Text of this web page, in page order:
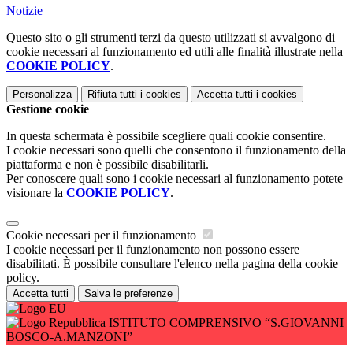
Notizie
Questo sito o gli strumenti terzi da questo utilizzati si avvalgono di
cookie necessari al funzionamento ed utili alle finalità illustrate nella
COOKIE POLICY.
Personalizza Rifiuta tutti i cookies Accetta tutti i cookies
Gestione cookie
In questa schermata è possibile scegliere quali cookie consentire.
I cookie necessari sono quelli che consentono il funzionamento della
piattaforma e non è possibile disabilitarli.
Per conoscere quali sono i cookie necessari al funzionamento potete
visionare la COOKIE POLICY.
Cookie necessari per il funzionamento
I cookie necessari per il funzionamento non possono essere
disabilitati. È possibile consultare l'elenco nella pagina della cookie
policy.
Accetta tutti Salva le preferenze
ISTITUTO COMPRENSIVO “S.GIOVANNI
BOSCO-A.MANZONI”